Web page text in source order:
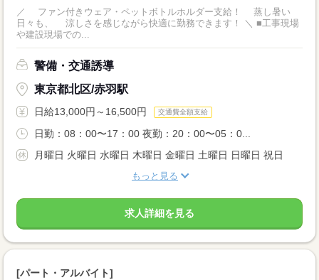
／ ファン付きウェア・ペットボトルホルダー支給！ 蒸し暑い
日々も、 涼しさを感じながら快適に勤務できます！ ＼ ■工事現場
や建設現場での...
警備・交通誘導
東京都北区/赤羽駅
日給13,000円～16,500円 交通費全額支給
日勤：08：00〜17：00 夜勤：20：00〜05：0...
月曜日 火曜日 水曜日 木曜日 金曜日 土曜日 日曜日 祝日
もっと見る
求人詳細を見る
[パート・アルバイト]